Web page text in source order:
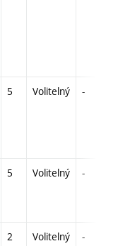
5 Volitelný -
5 Volitelný -
2 Volitelný -